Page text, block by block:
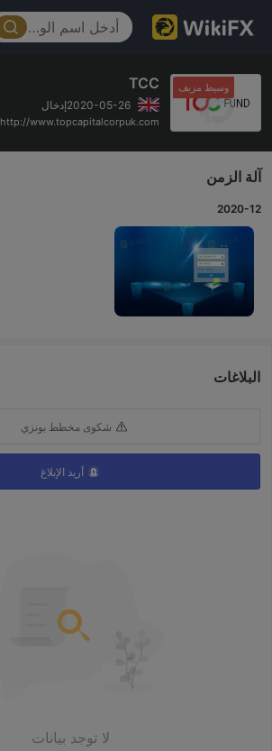
وسيط مزيف TCC
2020-05-26إدخال
http://www.topcapitalcorpuk.com/
آلة الزمن
2020-12
البلاغات
شكوى مخطط بونزي
أريد الإبلاغ
لا توجد بيانات